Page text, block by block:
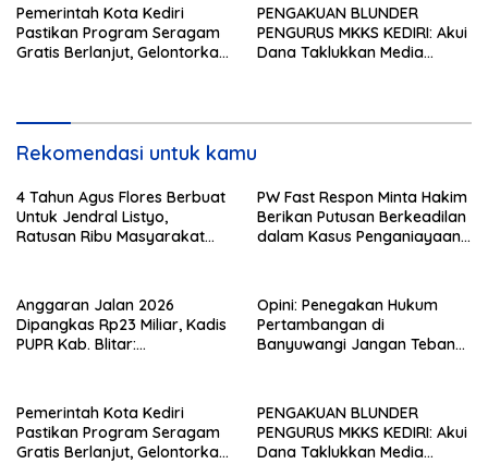
Pemerintah Kota Kediri
Pastikan Program Seragam
Gratis Berlanjut, Gelontorkan
PENGAKUAN BLUNDER
PENGURUS MKKS KEDIRI: Akui
Dana Taklukkan Media
Rekomendasi untuk kamu
4 Tahun Agus Flores Berbuat
Untuk Jendral Listyo,
Ratusan Ribu Masyarakat
PW Fast Respon Minta Hakim
Berikan Putusan Berkeadilan
dalam Kasus Penganiayaan
Anggaran Jalan 2026
Dipangkas Rp23 Miliar, Kadis
PUPR Kab. Blitar:
Opini: Penegakan Hukum
Pertambangan di
Banyuwangi Jangan Tebang
Pemerintah Kota Kediri
Pastikan Program Seragam
Gratis Berlanjut, Gelontorkan
PENGAKUAN BLUNDER
PENGURUS MKKS KEDIRI: Akui
Dana Taklukkan Media